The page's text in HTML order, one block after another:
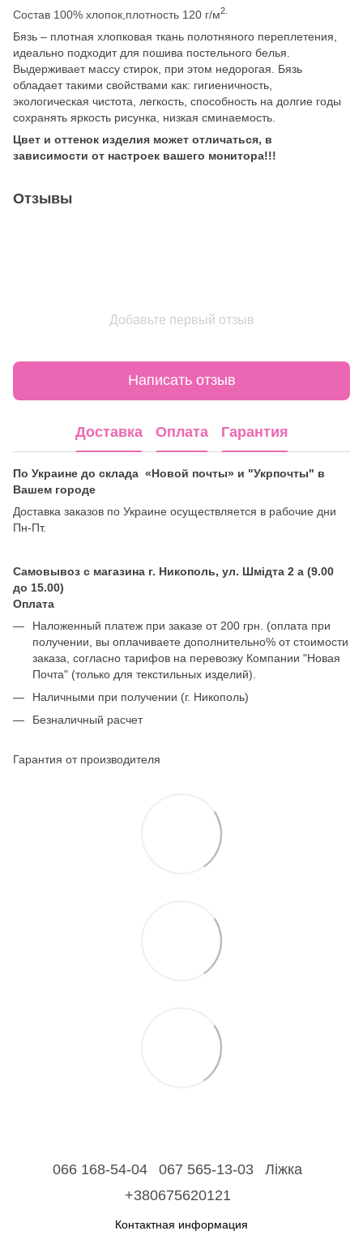
Состав 100% хлопок,плотность 120 г/м2.
Бязь – плотная хлопковая ткань полотняного переплетения,
идеально подходит для пошива постельного белья.
Выдерживает массу стирок, при этом недорогая. Бязь
обладает такими свойствами как: гигиеничность,
экологическая чистота, легкость, способность на долгие годы
сохранять яркость рисунка, низкая сминаемость.
Цвет и оттенок изделия может отличаться, в
зависимости от настроек вашего монитора!!!
Отзывы
Добавьте первый отзыв
Написать отзыв
Доставка Оплата Гарантия
По Украине до склада «Новой почты» и "Укрпочты" в
Вашем городе
Доставка заказов по Украине осуществляется в рабочие дни
Пн-Пт.
Самовывоз с магазина г. Никополь, ул. Шмідта 2 а (9.00
до 15.00)
Оплата
Наложенный платеж при заказе от 200 грн. (оплата при
получении, вы оплачиваете дополнительно% от стоимости
заказа, согласно тарифов на перевозку Компании "Новая
Почта" (только для текстильных изделий).
Наличными при получении (г. Никополь)
Безналичный расчет
Гарантия от производителя
066 168-54-04 067 565-13-03
Ліжка
+380675620121
Контактная информация